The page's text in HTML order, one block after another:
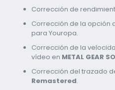
Corrección de
Corrección de la opción
para Youropa.
Corrección de la
vídeo en METAL GEAR
Corrección del trazado
Remastered.